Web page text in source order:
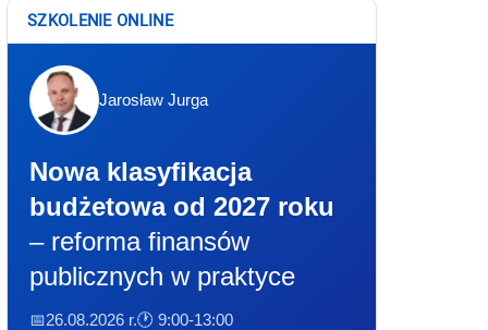
SZKOLENIE ONLINE
Jarosław Jurga
Nowa klasyfikacja
budżetowa od 2027 roku
– reforma finansów
publicznych w praktyce
📅26.08.2026 r.🕐 9:00-13:00